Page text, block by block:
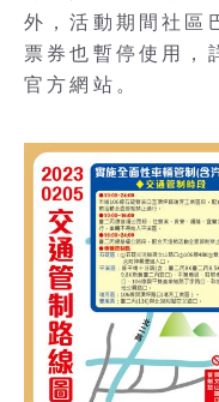
外，活動期間社區
票券也暫停使用，
官方網站。